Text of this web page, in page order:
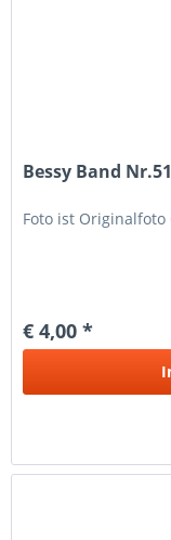
Bessy Band
Foto ist
€ 4,00 *